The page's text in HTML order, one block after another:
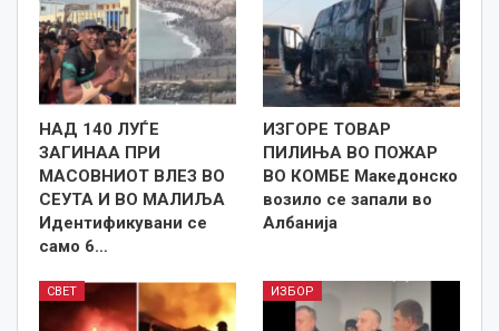
НАД 140 ЛУЃЕ
ЗАГИНАА ПРИ
МАСОВНИОТ ВЛЕЗ ВО
СЕУТА И ВО МАЛИЉА
Идентификувани се
само 6…
ИЗГОРЕ ТОВАР
ПИЛИЊА ВО ПОЖАР
ВО КОМБЕ Македонско
возило се запали во
Албанија
СВЕТ ИЗБОР